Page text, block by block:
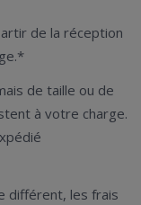
de la réception
de taille ou de
à votre charge.
différent, les frais